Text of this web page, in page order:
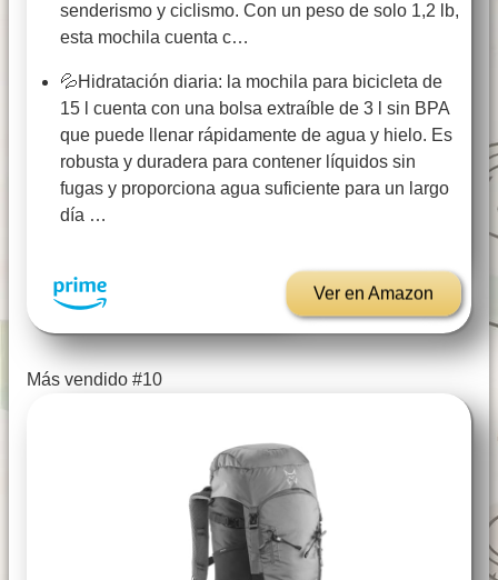
senderismo y ciclismo. Con un peso de solo 1,2 lb,
esta mochila cuenta c…
💦Hidratación diaria: la mochila para bicicleta de
15 l cuenta con una bolsa extraíble de 3 l sin BPA
que puede llenar rápidamente de agua y hielo. Es
robusta y duradera para contener líquidos sin
fugas y proporciona agua suficiente para un largo
día …
Ver en Amazon
Más vendido #10